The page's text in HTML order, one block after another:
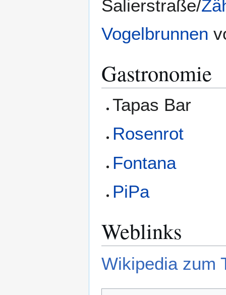
Salierstraße/
Vogelbrunnen
Gastronomie
Tapas Bar
Rosenrot
Fontana
PiPa
Weblinks
Wikipedia zum